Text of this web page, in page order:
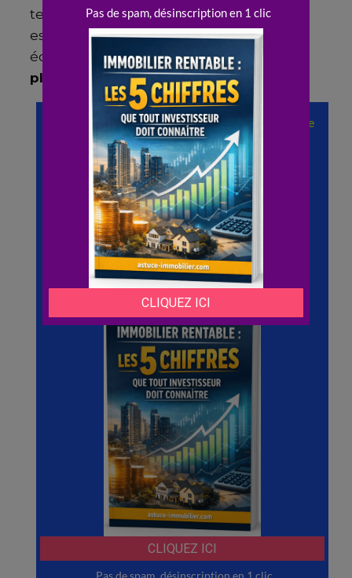
tendances économiques globales est
essentielle pour prendre des décisions
éclairées et maintenir la viabilité de vos
placements à long terme.